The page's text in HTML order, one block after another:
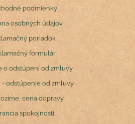
podmienky
osobných údajov
poriadok
formulár
o odstúpení od zmluvy
- odstúpenie od zmluvy
cena dopravy
spokojnosti